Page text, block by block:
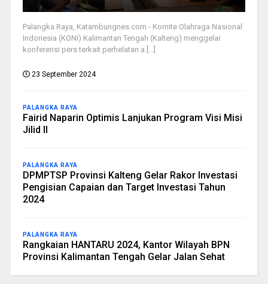
Palangka Raya, Katambungnes.com - Komite Olahraga Nasional
Indonesia (KONI) Kalimantan Tengah (Kalteng) menggelar
konferensi pers terkait perhelatan a [...]
23 September 2024
PALANGKA RAYA
Fairid Naparin Optimis Lanjukan Program Visi Misi
Jilid II
PALANGKA RAYA
DPMPTSP Provinsi Kalteng Gelar Rakor Investasi
Pengisian Capaian dan Target Investasi Tahun
2024
PALANGKA RAYA
Rangkaian HANTARU 2024, Kantor Wilayah BPN
Provinsi Kalimantan Tengah Gelar Jalan Sehat